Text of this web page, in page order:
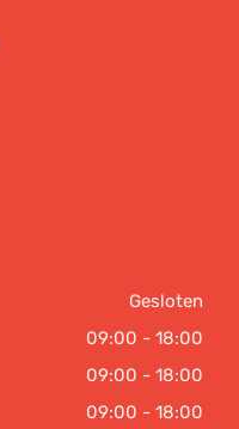
Gesloten
09:00 - 18:00
09:00 - 18:00
09:00 - 18:00